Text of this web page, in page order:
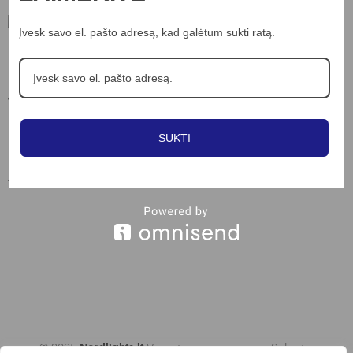
UAB “Nord lights”
Įm.k. 306703898
info@nordlights.lt
+370 615 90769
Informacija
Slapukų naudojimo taisyklės
© 2025Nordlights.ltVisos teisės saugomos. Sukurta:
Įvesk savo el. pašto adresą, kad galėtum sukti ratą.
SUKTI